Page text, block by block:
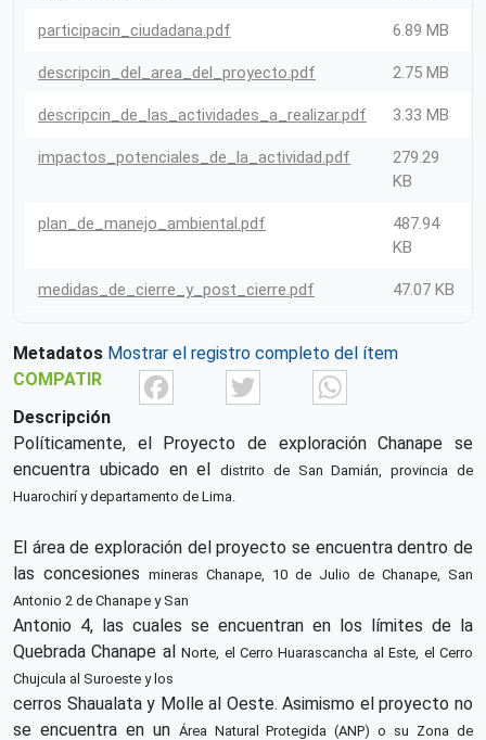
participacin_ciudadana.pdf 6.89 MB
descripcin_del_area_del_proyecto.pdf 2.75 MB
descripcin_de_las_actividades_a_realizar.pdf 3.33 MB
impactos_potenciales_de_la_actividad.pdf
279.29
KB
plan_de_manejo_ambiental.pdf
487.94
KB
medidas_de_cierre_y_post_cierre.pdf 47.07 KB
Metadatos Mostrar el registro completo del ítem
COMPATIR
FacebookTwitter
Descripción
Políticamente, el Proyecto de exploración Chanape se
encuentra ubicado en eldistrito de San Damián, provincia de
Huarochirí y departamento de Lima.
El área de exploración del proyecto se encuentra dentro de
las concesiones mineras Chanape, 10 de Julio de Chanape, San
Antonio 2 de Chanape y San
Antonio 4, las cuales se encuentran en los límites de la
Quebrada Chanape alNorte, el Cerro Huarascancha al Este, el Cerro
Chujcula al Suroeste y los
cerros Shaualata y Molle al Oeste. Asimismo el proyecto no
se encuentra en un Área Natural Protegida (ANP) o su Zona de